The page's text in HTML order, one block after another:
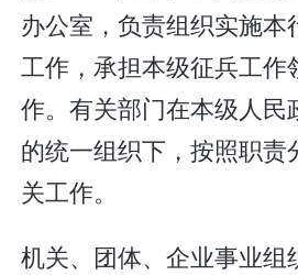
办公室，负责组织实施本
工作，承担本级征兵工作
作。有关部门在本级人民
的统一组织下，按照职责
关工作。
机关、团体、企业事业组